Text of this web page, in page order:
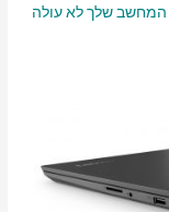
המחשב שלך לא עולה